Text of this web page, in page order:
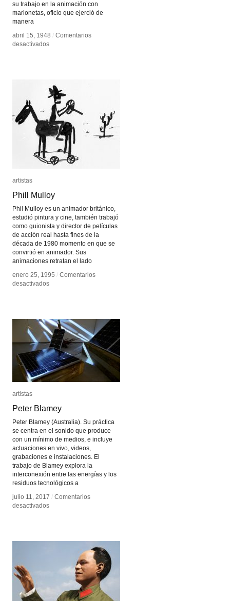
su trabajo en la animación con
marionetas, oficio que ejerció de
manera
abril 15, 1948 / Comentarios
desactivadosen
abril 15, 1948 / Comentarios
desactivadosen
artistas
Phill Mulloy
Phil Mulloy es un animador británico,
estudió pintura y cine, también trabajó
como guionista y director de películas
de acción real hasta fines de la
década de 1980 momento en que se
convirtió en animador. Sus
animaciones retratan el lado
enero 25, 1995 / Comentarios
desactivadosen
artistas
Phill Mulloy
enero 25, 1995 / Comentarios
desactivadosen
artistas
Peter Blamey
Peter Blamey (Australia). Su práctica
se centra en el sonido que produce
con un mínimo de medios, e incluye
actuaciones en vivo, videos,
grabaciones e instalaciones. El
trabajo de Blamey explora la
interconexión entre las energías y los
residuos tecnológicos a
julio 11, 2017 / Comentarios
desactivadosen
artistas
Peter Blamey
julio 11, 2017 / Comentarios
desactivadosen